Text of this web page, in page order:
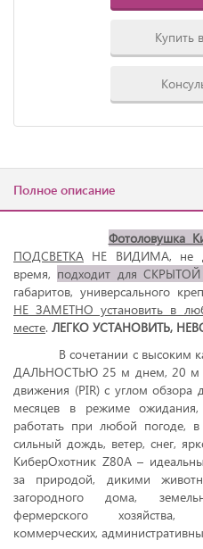
Купить
Полное описание
Фотоловушка
ПОДСВЕТКА НЕ ВИДИМА, не
время, подходит для
габаритов, универсального
НЕ ЗАМЕТНО установить в
месте. ЛЕГКО УСТАНОВИТЬ,
В сочетании с высоким
ДАЛЬНОСТЬЮ 25 м днем, 20 м
движения (PIR) c углом
месяцев в режиме ожидания,
работать при любой погоде,
сильный дождь, ветер, снег,
КиберОхотник Z80A –
за природой, дикими
загородного дома,
фермерского хозяйства,
коммерческих,